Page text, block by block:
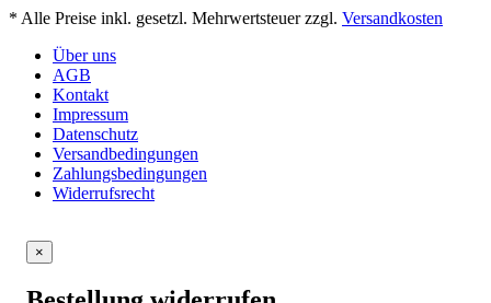
* Alle Preise inkl. gesetzl. Mehrwertsteuer zzgl. Versandkosten
Über uns
AGB
Kontakt
Impressum
Datenschutz
Versandbedingungen
Zahlungsbedingungen
Widerrufsrecht
×